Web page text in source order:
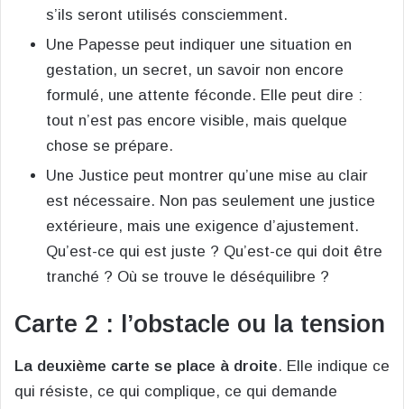
s’ils seront utilisés consciemment.
Une Papesse peut indiquer une situation en
gestation, un secret, un savoir non encore
formulé, une attente féconde. Elle peut dire :
tout n’est pas encore visible, mais quelque
chose se prépare.
Une Justice peut montrer qu’une mise au clair
est nécessaire. Non pas seulement une justice
extérieure, mais une exigence d’ajustement.
Qu’est-ce qui est juste ? Qu’est-ce qui doit être
tranché ? Où se trouve le déséquilibre ?
Carte 2 : l’obstacle ou la tension
La deuxième carte se place à droite. Elle indique ce
qui résiste, ce qui complique, ce qui demande